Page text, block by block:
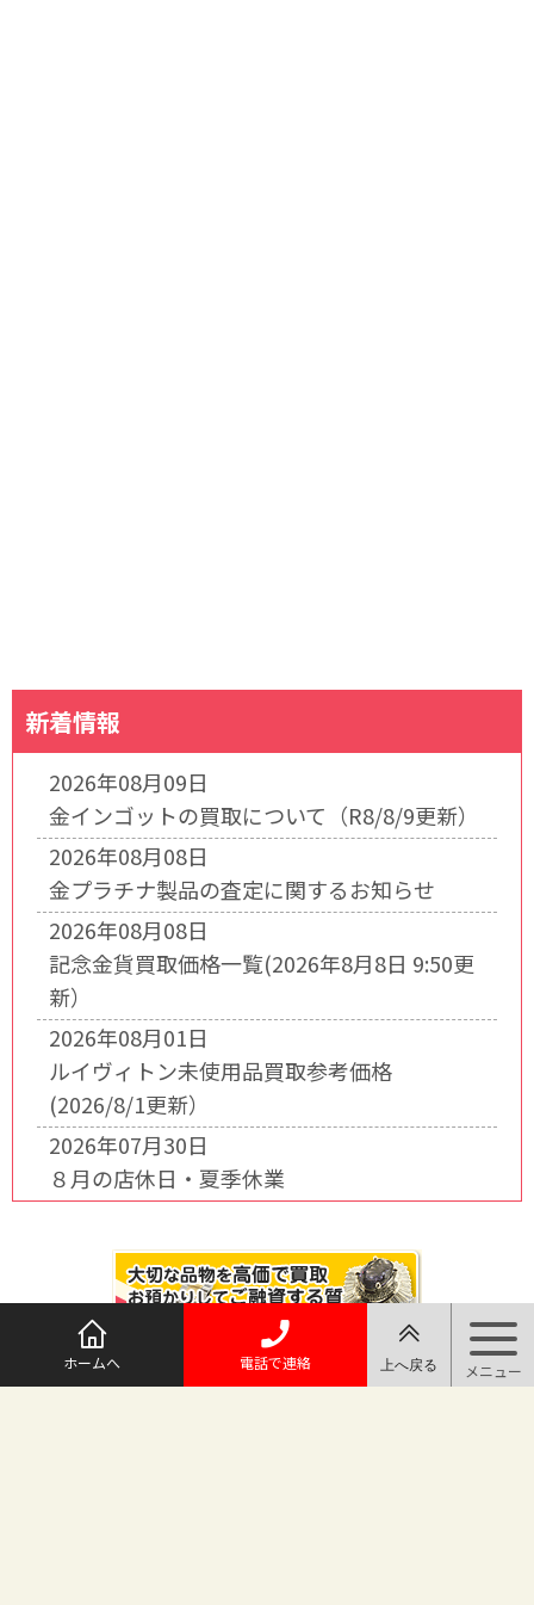
新着情報
2026年08月09日
金インゴットの買取について（R8/8/9更新）
2026年08月08日
金プラチナ製品の査定に関するお知らせ
2026年08月08日
記念金貨買取価格一覧(2026年8月8日 9:50更
新）
2026年08月01日
ルイヴィトン未使用品買取参考価格
(2026/8/1更新）
2026年07月30日
８月の店休日・夏季休業
ホームへ 電話で連絡